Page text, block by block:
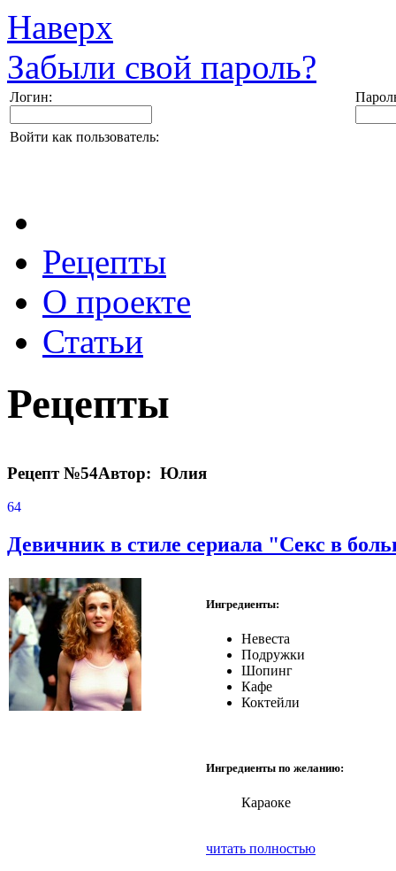
Наверх
Забыли свой пароль?
Логин:
Войти как пользователь:
Рецепты
О проекте
Статьи
Рецепты
Рецепт №54Автор: Юлия
64
Девичник в стиле сериала "Секс в
Ингредиенты:
Невеста
Подружки
Шопинг
Кафе
Коктейли
Ингредиенты по желанию:
Караоке
читать полностью